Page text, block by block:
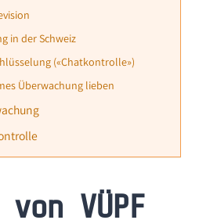
in der Schweiz
(«Chatkontrolle»)
Überwachung lieben
VÜPF